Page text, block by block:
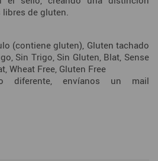
de gluten.
(contiene gluten), Gluten tachado
Sin Trigo, Sin Gluten, Blat, Sense
Wheat Free, Gluten Free
diferente, envíanos un mail